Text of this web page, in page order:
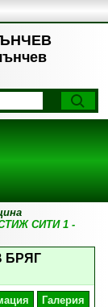
СИТИ 1 -
БРЯГ
Галерия